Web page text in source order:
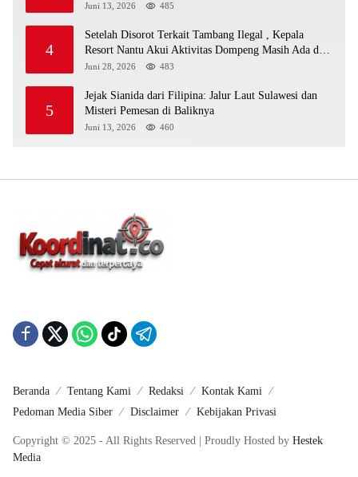
Juni 13, 2026 485
4
Setelah Disorot Terkait Tambang Ilegal , Kepala
Resort Nantu Akui Aktivitas Dompeng Masih Ada di
Kawasan Konservasi
Juni 28, 2026 483
5
Jejak Sianida dari Filipina: Jalur Laut Sulawesi dan
Misteri Pemesan di Baliknya
Juni 13, 2026 460
Beranda Tentang Kami Redaksi
Kontak Kami
Pedoman Media Siber
Disclaimer Kebijakan Privasi
Copyright © 2025 - All Rights Reserved | Proudly Hosted by Hestek
Media